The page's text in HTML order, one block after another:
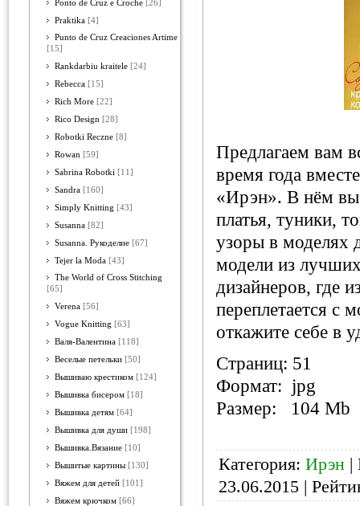
Ponto de Cruz e Croche [26]
Praktika [4]
Punto de Cruz Creaciones Artime
[15]
Rankdarbiu kraitele [24]
Rebecca [15]
Rich More [22]
Rico Design [28]
Robotki Reczne [8]
Rowan [59]
Sabrina Robotki [11]
Sandra [160]
Simply Knitting [43]
Susanna [82]
Susanna. Рукоделие [67]
Tejer la Moda [43]
The World of Cross Stitching
[65]
Verena [56]
Vogue Knitting [63]
Валя-Валентина [118]
Веселые петельки [50]
Вышиваю крестиком [124]
Вышивка бисером [18]
Вышивка детям [64]
Вышивка для души [198]
Вышивка.Вязание [10]
Вышитые картины [130]
Вяжем для детей [101]
Вяжем крючком [66]
Предлагаем вам
время года
«Ирэн». В нём вы
платья, туники,
узоры в моделях
модели из
дизайнеров, где
переплетается с
откажите себе в
Страниц: 51
Формат: jpg
Размер: 104 Mb
Категория: Ирэн |
23.06.2015 |